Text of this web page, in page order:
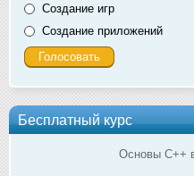
Создание игр
Создание приложений
Бесплатный курс
Основы C++